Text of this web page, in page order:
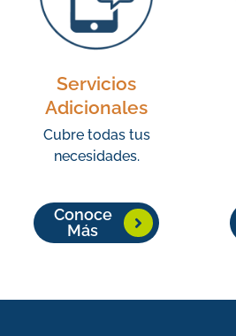
Servicios
Adicionales
Cubre todas tus
necesidades.
Conoce
Más